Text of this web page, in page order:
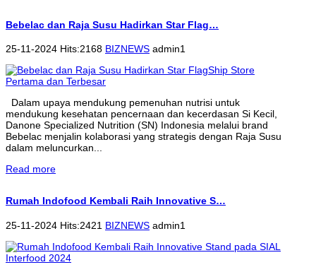
Bebelac dan Raja Susu Hadirkan Star Flag…
25-11-2024 Hits:2168 BIZNEWS admin1
Dalam upaya mendukung pemenuhan nutrisi untuk
mendukung kesehatan pencernaan dan kecerdasan Si Kecil,
Danone Specialized Nutrition (SN) Indonesia melalui brand
Bebelac menjalin kolaborasi yang strategis dengan Raja Susu
dalam meluncurkan...
Read more
Rumah Indofood Kembali Raih Innovative S…
25-11-2024 Hits:2421 BIZNEWS admin1